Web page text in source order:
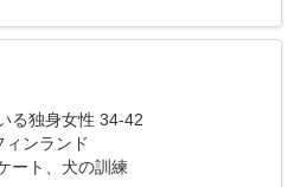
る独身女性 34-42
ンランド
ート、犬の訓練